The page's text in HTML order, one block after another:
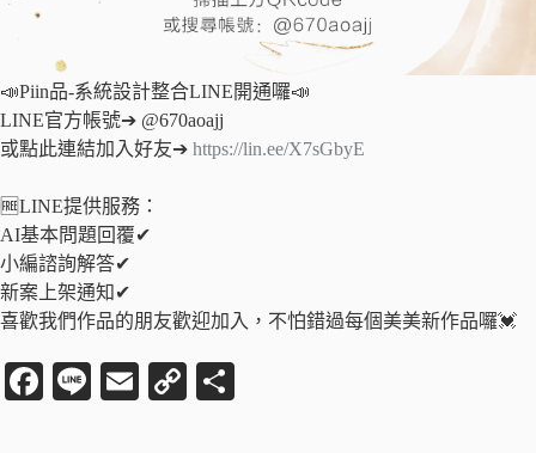
📣Piin品-系統設計整合LINE開通囉📣
LINE官方帳號➔ @670aoajj
或點此連結加入好友➔ https://lin.ee/X7sGbyE
🆓LINE提供服務：
AI基本問題回覆✔
小編諮詢解答✔
新案上架通知✔
喜歡我們作品的朋友歡迎加入，不怕錯過每個美美新作品囉💓
Fa Li
E
C